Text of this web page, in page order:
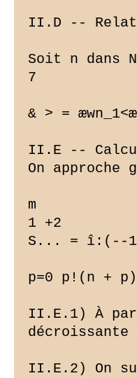
II.D --
Soit n dans
7
& > =
II.E --
On
m
1 +2
S... = î:(--
p=0 p!(n +
II.E.1) À
décroissante
II.E.2) On